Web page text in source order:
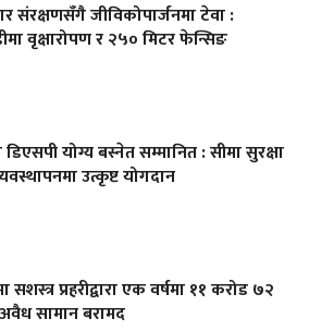
संरक्षणसँगै जीविकोपार्जनमा टेवा :
वृक्षारोपण र २५० मिटर फेन्सिङ
योग्य बस्नेत सम्मानित : सीमा सुरक्षा
उत्कृष्ट योगदान
सशस्त्र प्रहरीद्वारा एक वर्षमा ११ करोड ७२
सामान बरामद